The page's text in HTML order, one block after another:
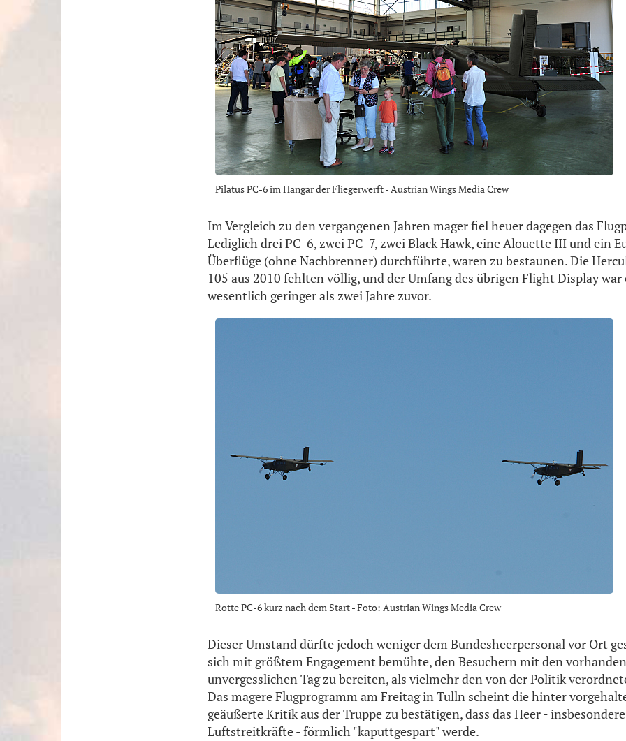
Pilatus PC-6 im Hangar der Fliegerwerft - Austrian Wings Media Crew
Im Vergleich zu den vergangenen Jahren mager fiel heuer dagegen das
Lediglich drei PC-6, zwei PC-7, zwei Black Hawk, eine Alouette III und ein
Überflüge (ohne Nachbrenner) durchführte, waren zu bestaunen. Die
105 aus 2010 fehlten völlig, und der Umfang des übrigen Flight Display war
wesentlich geringer als zwei Jahre zuvor.
Rotte PC-6 kurz nach dem Start - Foto: Austrian Wings Media Crew
Dieser Umstand dürfte jedoch weniger dem Bundesheerpersonal vor Ort
sich mit größtem Engagement bemühte, den Besuchern mit den
unvergesslichen Tag zu bereiten, als vielmehr den von der Politik
Das magere Flugprogramm am Freitag in Tulln scheint die hinter
geäußerte Kritik aus der Truppe zu bestätigen, dass das Heer -
Luftstreitkräfte - förmlich "kaputtgespart" werde.